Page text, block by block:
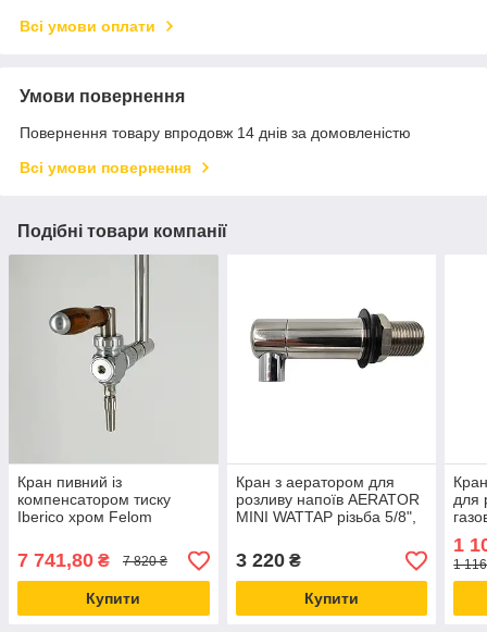
Всі умови оплати
Умови повернення
Повернення товару впродовж 14 днів за домовленістю
Всі умови повернення
Подібні товари компанії
Кран пивний із
компенсатором тиску
Iberico хром Felom
розливного пива
7 741,80 ₴ 7 820 ₴
Купити
Кран з аератором для
розливу напоїв AERATOR
MINI WATTAP різьба 5/8",
3 220₴
Купити
для
1
1